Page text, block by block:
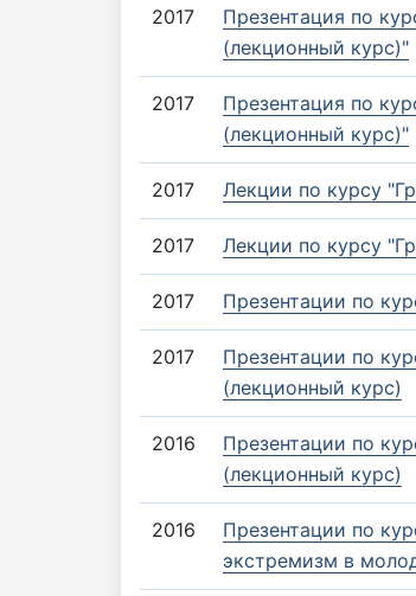
2017
Презентация по
(лекционный курс)"
2017
Презентация по
(лекционный курс)"
2017 Лекции по курсу
2017 Лекции по курсу
2017 Презентации по
2017
Презентации по
(лекционный курс)
2016
Презентации по
(лекционный курс)
2016
Презентации по
экстремизм в